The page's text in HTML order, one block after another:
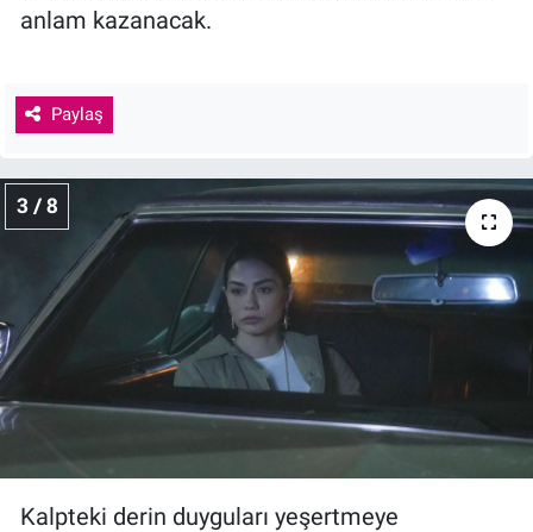
anlam kazanacak.
Paylaş
3 / 8
Kalpteki derin duyguları yeşertmeye